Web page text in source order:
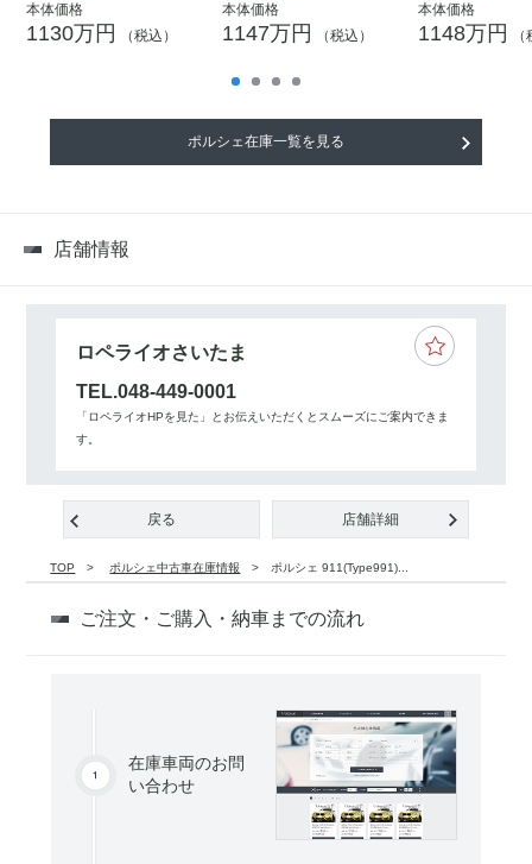
本体価格
1130万円 （税込）
本体価格
1147万円 （税込）
本体価格
1148万円
ポルシェ在庫一覧を見る
店舗情報
ロペライオさいたま
TEL.048-449-0001
「ロペライオHPを見た」とお伝えいただくとスムーズにご案内できま
す。
戻る 店舗詳細
TOP ポルシェ中古車在庫情報 ポルシェ 911(Type991)...
ご注文・ご購入・納車までの流れ
在庫車両のお問
い合わせ